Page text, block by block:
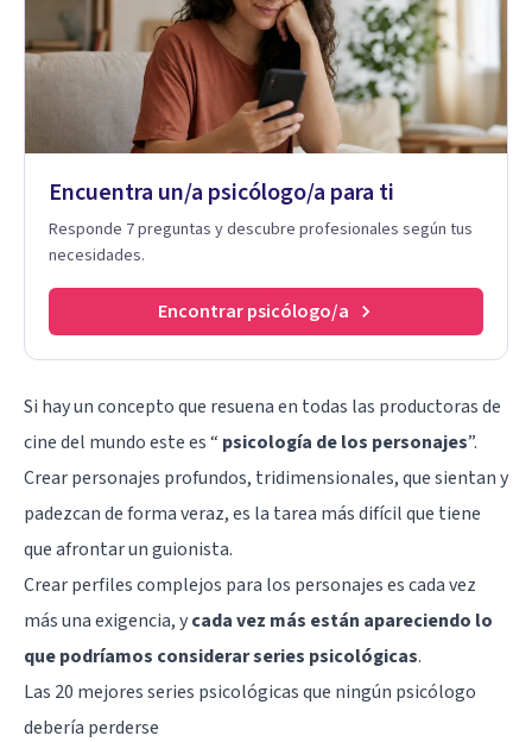
Encuentra un/a psicólogo/a para ti
Responde 7 preguntas y descubre profesionales según tus
necesidades.
Encontrar psicólogo/a
Si hay un concepto que resuena en todas las productoras de
cine del mundo este es “ psicología de los personajes”.
Crear personajes profundos, tridimensionales, que sientan y
padezcan de forma veraz, es la tarea más difícil que tiene
que afrontar un guionista.
Crear perfiles complejos para los personajes es cada vez
más una exigencia, ycada vez más están apareciendo lo
que podríamos considerar series psicológicas.
Las 20 mejores series psicológicas que ningún psicólogo
debería perderse